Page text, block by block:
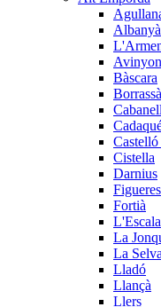
Albanyà
Bàscara
Borrassà
Cistella
Darnius
Figueres
Fortià
L'Escala
La
La
Lladó
Llançà
Llers